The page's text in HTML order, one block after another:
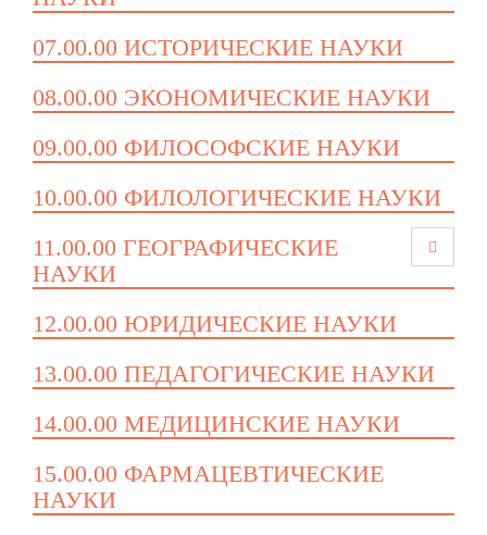
07.00.00 ИСТОРИЧЕСКИЕ НАУКИ
08.00.00 ЭКОНОМИЧЕСКИЕ НАУКИ
09.00.00 ФИЛОСОФСКИЕ НАУКИ
10.00.00 ФИЛОЛОГИЧЕСКИЕ НАУКИ
11.00.00 ГЕОГРАФИЧЕСКИЕ
НАУКИ
12.00.00 ЮРИДИЧЕСКИЕ НАУКИ
13.00.00 ПЕДАГОГИЧЕСКИЕ НАУКИ
14.00.00 МЕДИЦИНСКИЕ НАУКИ
15.00.00 ФАРМАЦЕВТИЧЕСКИЕ
НАУКИ